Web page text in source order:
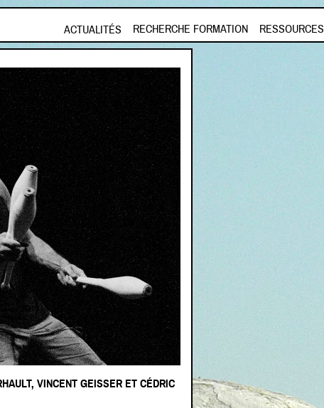
Aller au contenu principal
ACTUALITÉS RECHERCHE FORMATION RESSOURCES
VINCENT GEISSER ET CÉDRIC